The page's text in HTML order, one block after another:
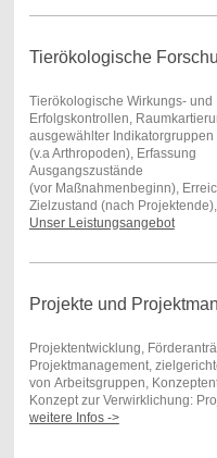
Tierökologische
Tierökologische Wirkungs- und
Erfolgskontrollen,
ausgewählter Indikatorgruppen
(v.a Arthropoden), Erfassung
Ausgangszustände
(vor Maßnahmenbeginn),
Zielzustand (nach
Unser Leistungsangebot
Projekte und
Projektentwicklung,
Projektmanagement,
von Arbeitsgruppen,
Konzept zur Verwirklichung:
weitere Infos ->